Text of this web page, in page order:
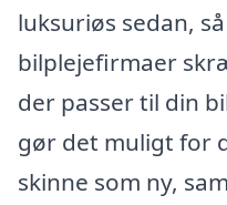
luksuriøs sedan,
bilplejefirmaer
der passer til din
gør det muligt for
skinne som ny,